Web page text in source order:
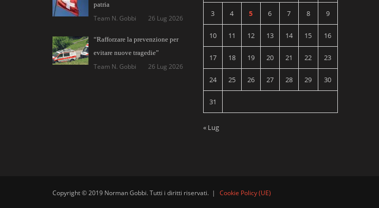
patria
Team N. Gobbi 26 Lug 2026
“Rafforzare la prevenzione per
evitare nuove tragedie”
Team N. Gobbi 26 Lug 2026
3 4 5 6 7 8 9
10 11 12 13 14 15 16
17 18 19 20 21 22 23
24 25 26 27 28 29 30
31
« Lug
Copyright © 2019 Norman Gobbi. Tutti i diritti riservati. | Cookie Policy (UE)